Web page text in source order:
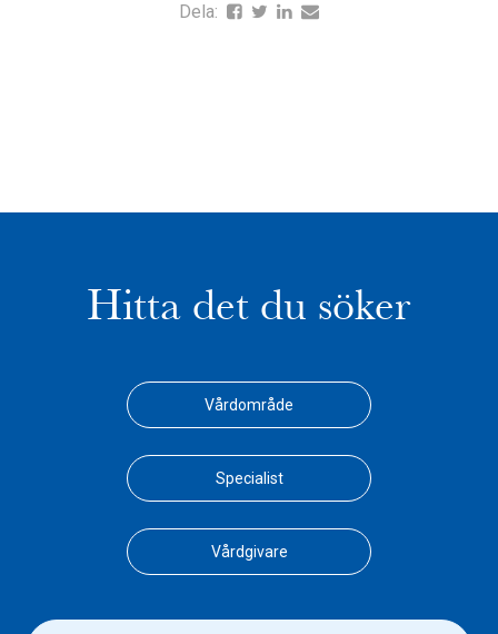
Dela:
Hitta det du söker
Vårdområde
Specialist
Vårdgivare